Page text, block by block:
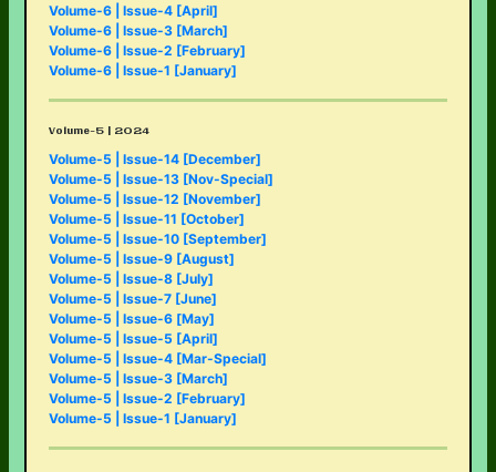
Volume-6 | Issue-4 [April]
Volume-6 | Issue-3 [March]
Volume-6 | Issue-2 [February]
Volume-6 | Issue-1 [January]
Volume-5 | 2024
Volume-5 | Issue-14 [December]
Volume-5 | Issue-13 [Nov-Special]
Volume-5 | Issue-12 [November]
Volume-5 | Issue-11 [October]
Volume-5 | Issue-10 [September]
Volume-5 | Issue-9 [August]
Volume-5 | Issue-8 [July]
Volume-5 | Issue-7 [June]
Volume-5 | Issue-6 [May]
Volume-5 | Issue-5 [April]
Volume-5 | Issue-4 [Mar-Special]
Volume-5 | Issue-3 [March]
Volume-5 | Issue-2 [February]
Volume-5 | Issue-1 [January]